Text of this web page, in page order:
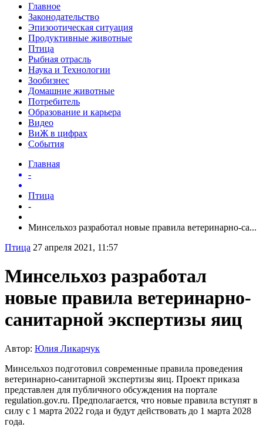
Главное
Законодательство
Эпизоотическая ситуация
Продуктивные животные
Птица
Рыбная отрасль
Наука и Технологии
Зообизнес
Домашние животные
Потребитель
Образование и карьера
Видео
ВиЖ в цифрах
События
Главная
-
Птица
-
Минсельхоз разработал новые правила ветеринарно-са...
Птица 27 апреля 2021, 11:57
Минсельхоз разработал
новые правила ветеринарно-
санитарной экспертизы яиц
Автор: Юлия Ликарчук
Минсельхоз подготовил современные правила проведения
ветеринарно-санитарной экспертизы яиц. Проект приказа
представлен для публичного обсуждения на портале
regulation.gov.ru. Предполагается, что новые правила вступят в
силу с 1 марта 2022 года и будут действовать до 1 марта 2028
года.